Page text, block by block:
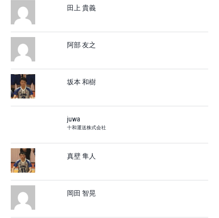
田上 貴義
阿部 友之
坂本 和樹
juwa
十和運送株式会社
真壁 隼人
岡田 智晃